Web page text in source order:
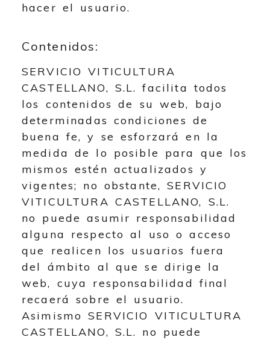
hacer el usuario.
Contenidos:
SERVICIO VITICULTURA
CASTELLANO, S.L. facilita todos
los contenidos de su web, bajo
determinadas condiciones de
buena fe, y se esforzará en la
medida de lo posible para que los
mismos estén actualizados y
vigentes; no obstante,SERVICIO
VITICULTURA CASTELLANO, S.L.
no puede asumir responsabilidad
alguna respecto al uso o acceso
que realicen los usuarios fuera
del ámbito al que se dirige la
web, cuya responsabilidad final
recaerá sobre el usuario.
AsimismoSERVICIO VITICULTURA
CASTELLANO, S.L. no puede